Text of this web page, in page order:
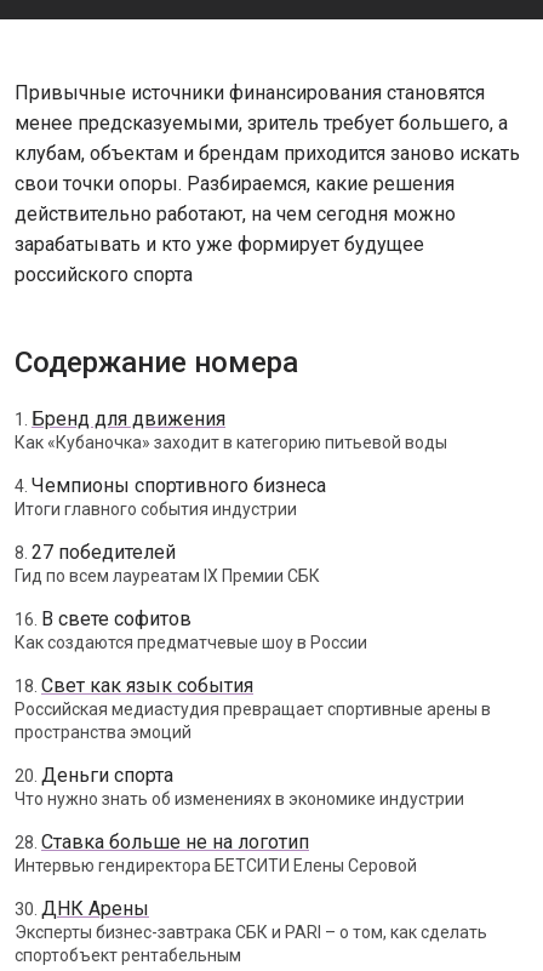
Привычные источники финансирования становятся
менее предсказуемыми, зритель требует большего, а
клубам, объектам и брендам приходится заново искать
свои точки опоры. Разбираемся, какие решения
действительно работают, на чем сегодня можно
зарабатывать и кто уже формирует будущее
российского спорта
Содержание номера
1. Бренд для движения
Как «Кубаночка» заходит в категорию питьевой воды
4. Чемпионы спортивного бизнеса
Итоги главного события индустрии
8. 27 победителей
Гид по всем лауреатам IX Премии СБК
16. В свете софитов
Как создаются предматчевые шоу в России
18. Свет как язык события
Российская медиастудия превращает спортивные арены в
пространства эмоций
20. Деньги спорта
Что нужно знать об изменениях в экономике индустрии
28. Ставка больше не на логотип
Интервью гендиректора БЕТСИТИ Елены Серовой
30. ДНК Арены
Эксперты бизнес-завтрака СБК и PARI – о том, как сделать
спортобъект рентабельным